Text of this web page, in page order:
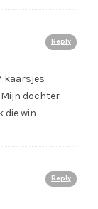
Reply
kaarsjes
dochter
die win
Reply